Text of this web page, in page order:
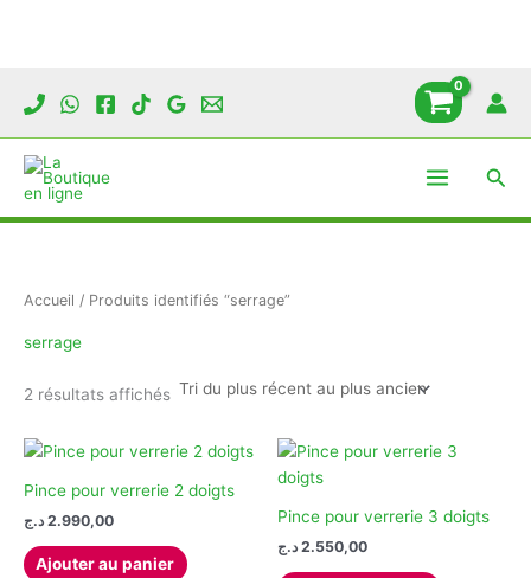
Accueil / Produits identifiés “serrage”
serrage
2 résultats affichésTrié
au
ancien
Pince pour verrerie 2 doigts
2.990,00 د.ج
Ajouter au panier
Pince pour verrerie 3 doigts
2.550,00 د.ج